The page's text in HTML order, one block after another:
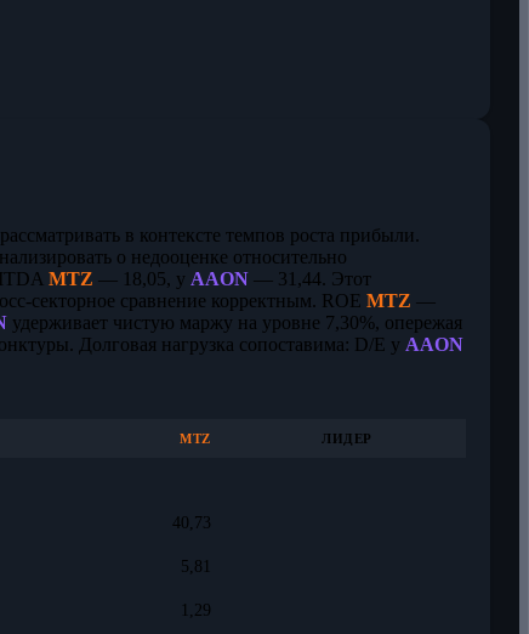
в контексте темпов роста прибыли.
о недооценке относительно
MTZ — 18,05, у AAON— 31,44. Этот
секторное сравнение корректным. ROE MTZ —
удерживает чистую маржу на уровне 7,30%, опережая
Долговая нагрузка сопоставима: D/E у AAON
MTZ ЛИДЕР
40,73
5,81
1,29